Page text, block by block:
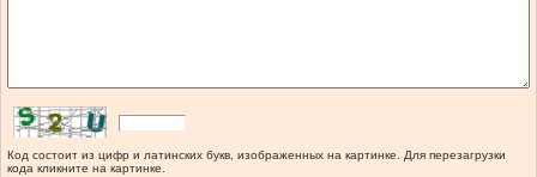
Код состоит из цифр и латинских букв, изображенных на картинке. Для перезагрузки
кода кликните на картинке.